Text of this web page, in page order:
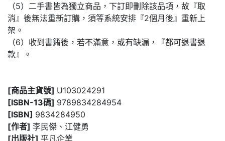
（5）二手書皆為獨立商品，下訂即刪除該品項，故『取
消』後無法重新訂購，須等系統安排『2個月後』重新上
架。
（6）收到書籍後，若不滿意，或有缺漏，『都可退書退
款』。
[商品主貨號] U103024291
[ISBN-13碼] 9789834284954
[ISBN] 9834284950
[作者] 李民傑、江健勇
[出版社] 平凡企業